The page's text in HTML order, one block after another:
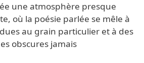
une atmosphère presque
où la poésie parlée se mêle à
au grain particulier et à des
obscures jamais